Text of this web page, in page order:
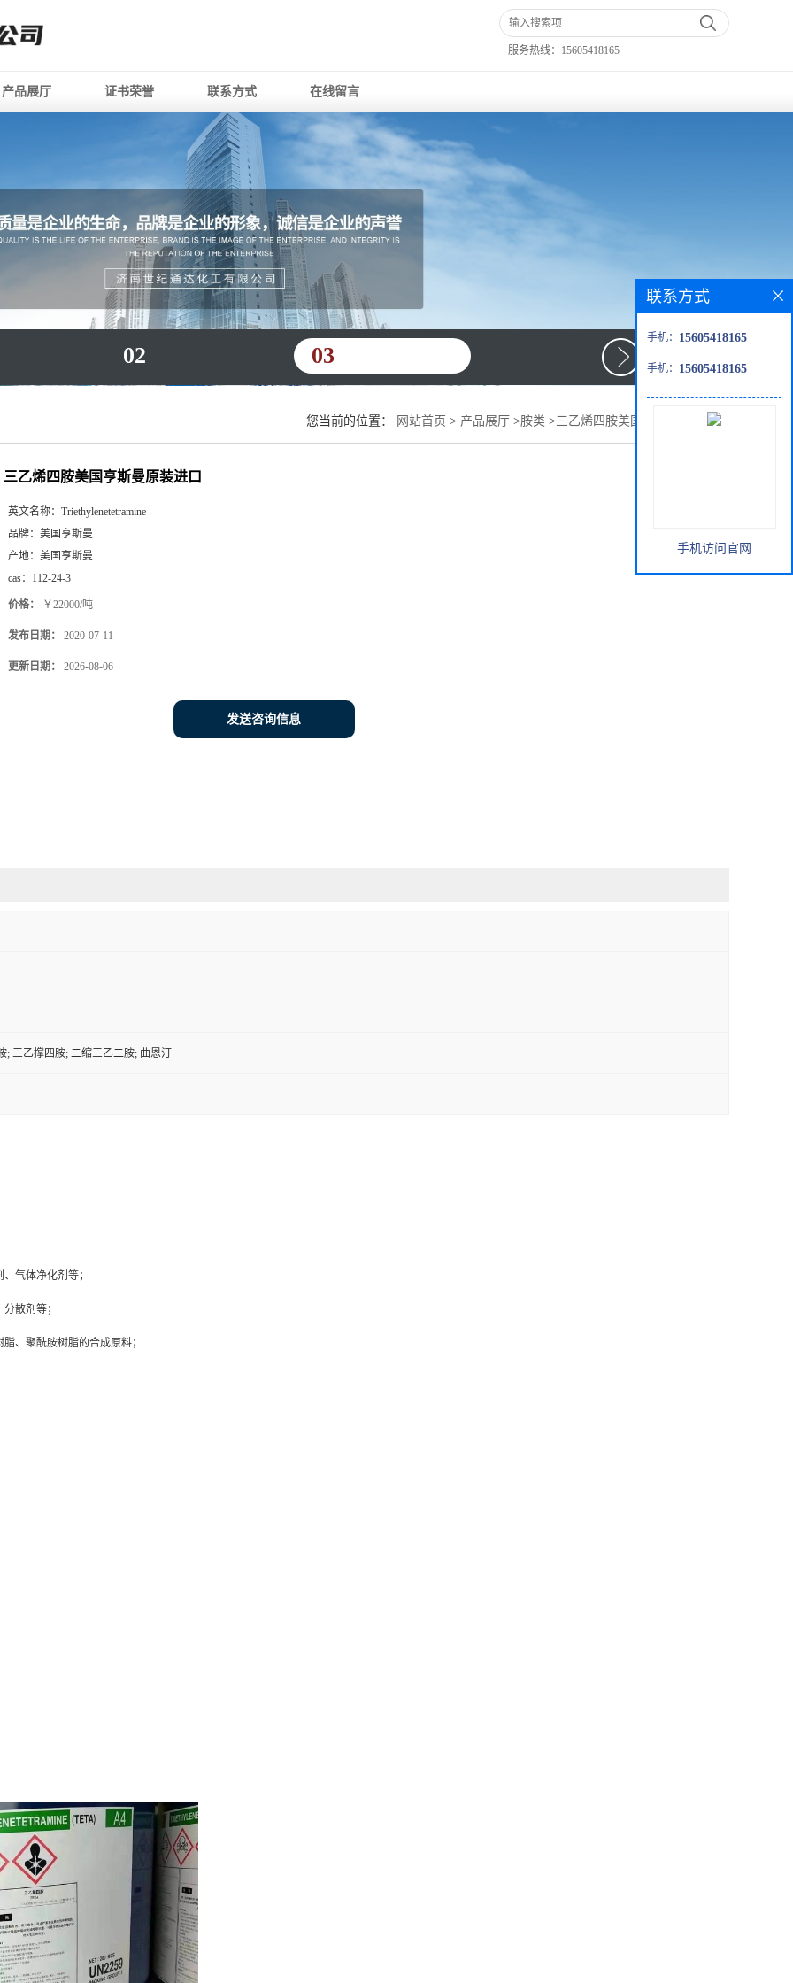
服务热线： 15605418165
产品展厅 证书荣誉 联系方式 在线留言
02 03
您当前的位置： 网站首页 > 产品展厅 >胺类 >三乙烯四胺美国亨斯曼原装进口
三乙烯四胺美国亨斯曼原装进口
英文名称： Triethylenetetramine
品牌： 美国亨斯曼
产地： 美国亨斯曼
cas： 112-24-3
价格： ￥22000/吨
发布日期： 2020-07-11
更新日期： 2026-08-06
发送咨询信息
; 三乙撑四胺; 二缩三乙二胺; 曲恩汀
气体净化剂等；
散剂等；
、聚酰胺树脂的合成原料；
联系方式
手机： 15605418165
手机： 15605418165
手机访问官网